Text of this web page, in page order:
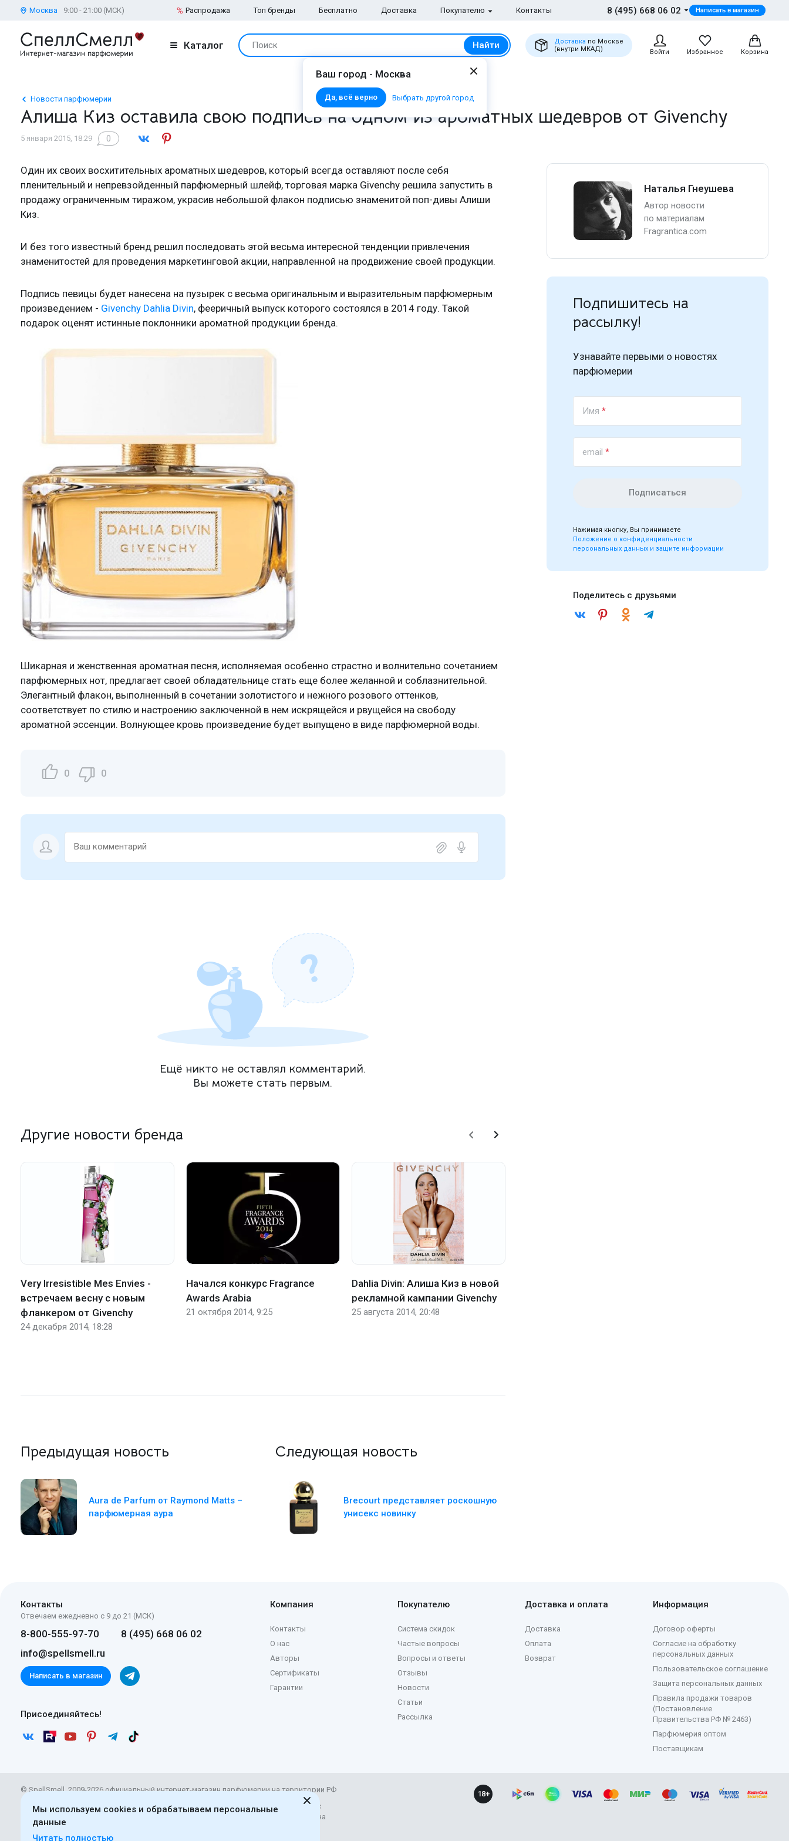
Мы используем cookies и обрабатываем персональные
данные
Читать полностью
Москва 9:00 - 21:00 (МСК) Распродажа Топ бренды Бесплатно Доставка Покупателю Контакты 8 (495) 668 06 02 Написать в магазин
Каталог Поиск Найти Доставка по Москве
(внутри МКАД)
Войти Избранное Корзина
Ваш город - Москва
Да, всё верно Выбрать другой город
Новости парфюмерии
Алиша Киз оставила свою подпись на одном из ароматных шедевров от Givenchy
5 января 2015, 18:29 0
Один их своих восхитительных ароматных шедевров, который всегда оставляют после себя
пленительный и непревзойденный парфюмерный шлейф, торговая марка Givenchy решила запустить в
продажу ограниченным тиражом, украсив небольшой флакон подписью знаменитой поп-дивы Алиши
Киз.
И без того известный бренд решил последовать этой весьма интересной тенденции привлечения
знаменитостей для проведения маркетинговой акции, направленной на продвижение своей продукции.
Подпись певицы будет нанесена на пузырек с весьма оригинальным и выразительным парфюмерным
произведением - Givenchy Dahlia Divin, фееричный выпуск которого состоялся в 2014 году. Такой
подарок оценят истинные поклонники ароматной продукции бренда.
Шикарная и женственная ароматная песня, исполняемая особенно страстно и волнительно сочетанием
парфюмерных нот, предлагает своей обладательнице стать еще более желанной и соблазнительной.
Элегантный флакон, выполненный в сочетании золотистого и нежного розового оттенков,
соответствует по стилю и настроению заключенной в нем искрящейся и рвущейся на свободу
ароматной эссенции. Волнующее кровь произведение будет выпущено в виде парфюмерной воды.
0 0
Ещё никто не оставлял комментарий.
Вы можете стать первым.
Другие новости бренда
Very Irresistible Mes Envies -
встречаем весну с новым
фланкером от Givenchy
24 декабря 2014, 18:28
Начался конкурс Fragrance
Awards Arabia
21 октября 2014, 9:25
Dahlia Divin: Алиша Киз в новой
рекламной кампании Givenchy
25 августа 2014, 20:48
Предыдущая новость
Aura de Parfum от Raymond Matts –
парфюмерная аура
Следующая новость
Brecourt представляет роскошную
унисекс новинку
Наталья Гнеушева
Автор новости
по материалам
Fragrantica.com
Подпишитесь на
рассылку!
Узнавайте первыми о новостях
парфюмерии
Имя *
email *
Подписаться
Нажимая кнопку, Вы принимаете
Положение о конфиденциальности
персональных данных и защите информации
Поделитесь с друзьями
Контакты
Отвечаем ежедневно с 9 до 21 (МСК)
8-800-555-97-70
8 (495) 668 06 02
info@spellsmell.ru
Написать в магазин
Присоединяйтесь!
Компания
Контакты
О нас
Авторы
Сертификаты
Гарантии
Покупателю
Система скидок
Частые вопросы
Вопросы и ответы
Отзывы
Новости
Статьи
Рассылка
Доставка и оплата
Доставка
Оплата
Возврат
Информация
Договор оферты
Согласие на обработку
персональных данных
Пользовательское соглашение
Защита персональных данных
Правила продажи товаров
(Постановление
Правительства РФ № 2463)
Парфюмерия оптом
Поставщикам
© SpellSmell, 2009-2026 официальный интернет-магазин парфюмерии на территории РФ
Материалы сайта доступны полицензии CC BY-SA 4.0 . Использование и развитие с
обязательным указанием прямой ссылки на непосредственный адрес материала на
нашем сайте.
18+